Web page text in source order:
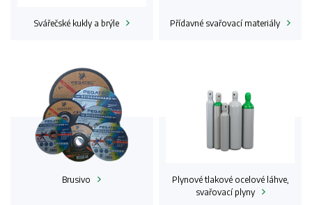
Svářečské kukly a brýle Přídavné svařovací materiály
Brusivo
Plynové tlakové ocelové láhve,
svařovací plyny